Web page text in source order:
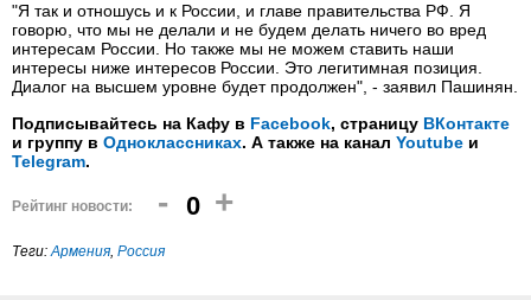
"Я так и отношусь и к России, и главе правительства РФ. Я
говорю, что мы не делали и не будем делать ничего во вред
интересам России. Но также мы не можем ставить наши
интересы ниже интересов России. Это легитимная позиция.
Диалог на высшем уровне будет продолжен", - заявил Пашинян.
Подписывайтесь на Кафу в Facebook, страницу ВКонтакте
и группу в Одноклассниках. А также на канал Youtube и
Telegram.
Рейтинг новости: - 0 +
Теги:Армения, Россия